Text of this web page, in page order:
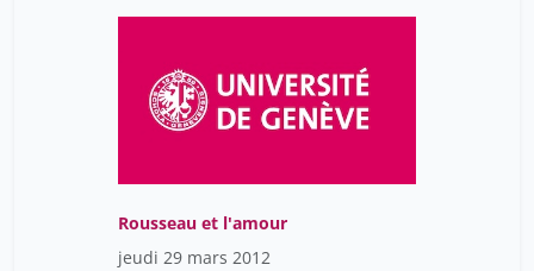
Rousseau et l'amour
jeudi 29 mars 2012